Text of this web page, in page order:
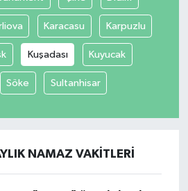
Karacasu Karpuzlu
Kuşadası Kuyucak
Söke Sultanhisar
NAMAZ VAKITLERI